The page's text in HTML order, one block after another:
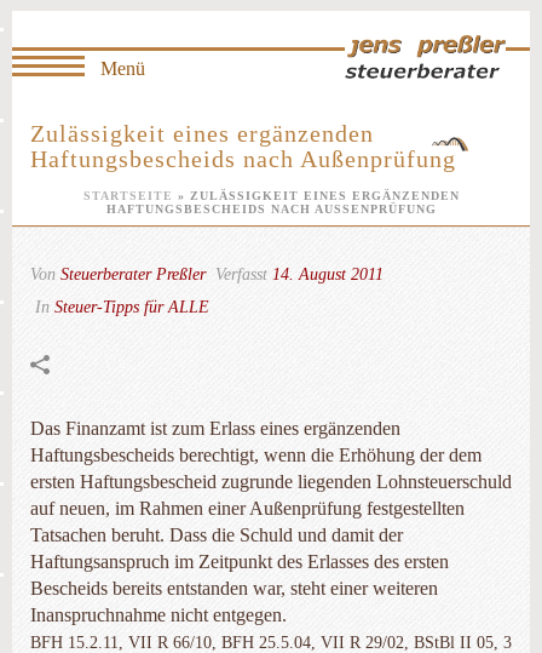
Zulässigkeit eines ergänzenden
Haftungsbescheids nach Außenprüfung
STARTSEITE » ZULÄSSIGKEIT EINES ERGÄNZENDEN
HAFTUNGSBESCHEIDS NACH AUSSENPRÜFUNG
Von Steuerberater Preßler Verfasst 14. August 2011
In Steuer-Tipps für ALLE
Das Finanzamt ist zum Erlass eines ergänzenden
Haftungsbescheids berechtigt, wenn die Erhöhung der dem
ersten Haftungsbescheid zugrunde liegenden Lohnsteuerschuld
auf neuen, im Rahmen einer Außenprüfung festgestellten
Tatsachen beruht. Dass die Schuld und damit der
Haftungsanspruch im Zeitpunkt des Erlasses des ersten
Bescheids bereits entstanden war, steht einer weiteren
Inanspruchnahme nicht entgegen.
BFH 15.2.11, VII R 66/10, BFH 25.5.04, VII R 29/02, BStBl II 05, 3